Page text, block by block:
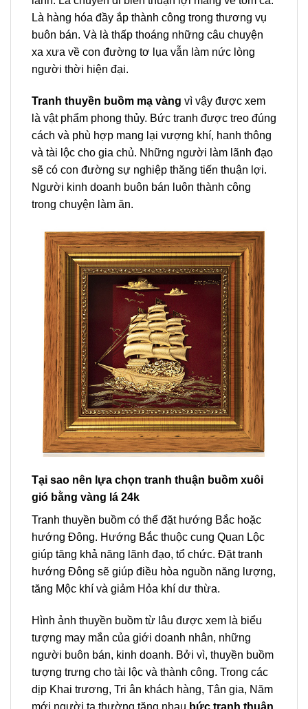
Là hàng hóa đầy ắp thành công trong thương vụ
buôn bán. Và là thấp thoáng những câu chuyện
xa xưa về con đường tơ lụa vẫn làm nức lòng
người thời hiện đại.
Tranh thuyền buồm mạ vàng vì vậy được xem
là vật phẩm phong thủy. Bức tranh được treo đúng
cách và phù hợp mang lại vượng khí, hanh thông
và tài lộc cho gia chủ. Những người làm lãnh đạo
sẽ có con đường sự nghiệp thăng tiến thuận lợi.
Người kinh doanh buôn bán luôn thành công
trong chuyện làm ăn.
Tại sao nên lựa chọn tranh thuận buồm xuôi
gió bằng vàng lá 24k
Tranh thuyền buồm có thể đặt hướng Bắc hoặc
hướng Đông. Hướng Bắc thuộc cung Quan Lộc
giúp tăng khả năng lãnh đạo, tổ chức. Đặt tranh
hướng Đông sẽ giúp điều hòa nguồn năng lượng,
tăng Mộc khí và giảm Hỏa khí dư thừa.
Hình ảnh thuyền buồm từ lâu được xem là biểu
tượng may mắn của giới doanh nhân, những
người buôn bán, kinh doanh. Bởi vì, thuyền buồm
tượng trưng cho tài lộc và thành công. Trong các
dịp Khai trương, Tri ân khách hàng, Tân gia, Năm
mới người ta thường tặng nhau bức tranh thuận